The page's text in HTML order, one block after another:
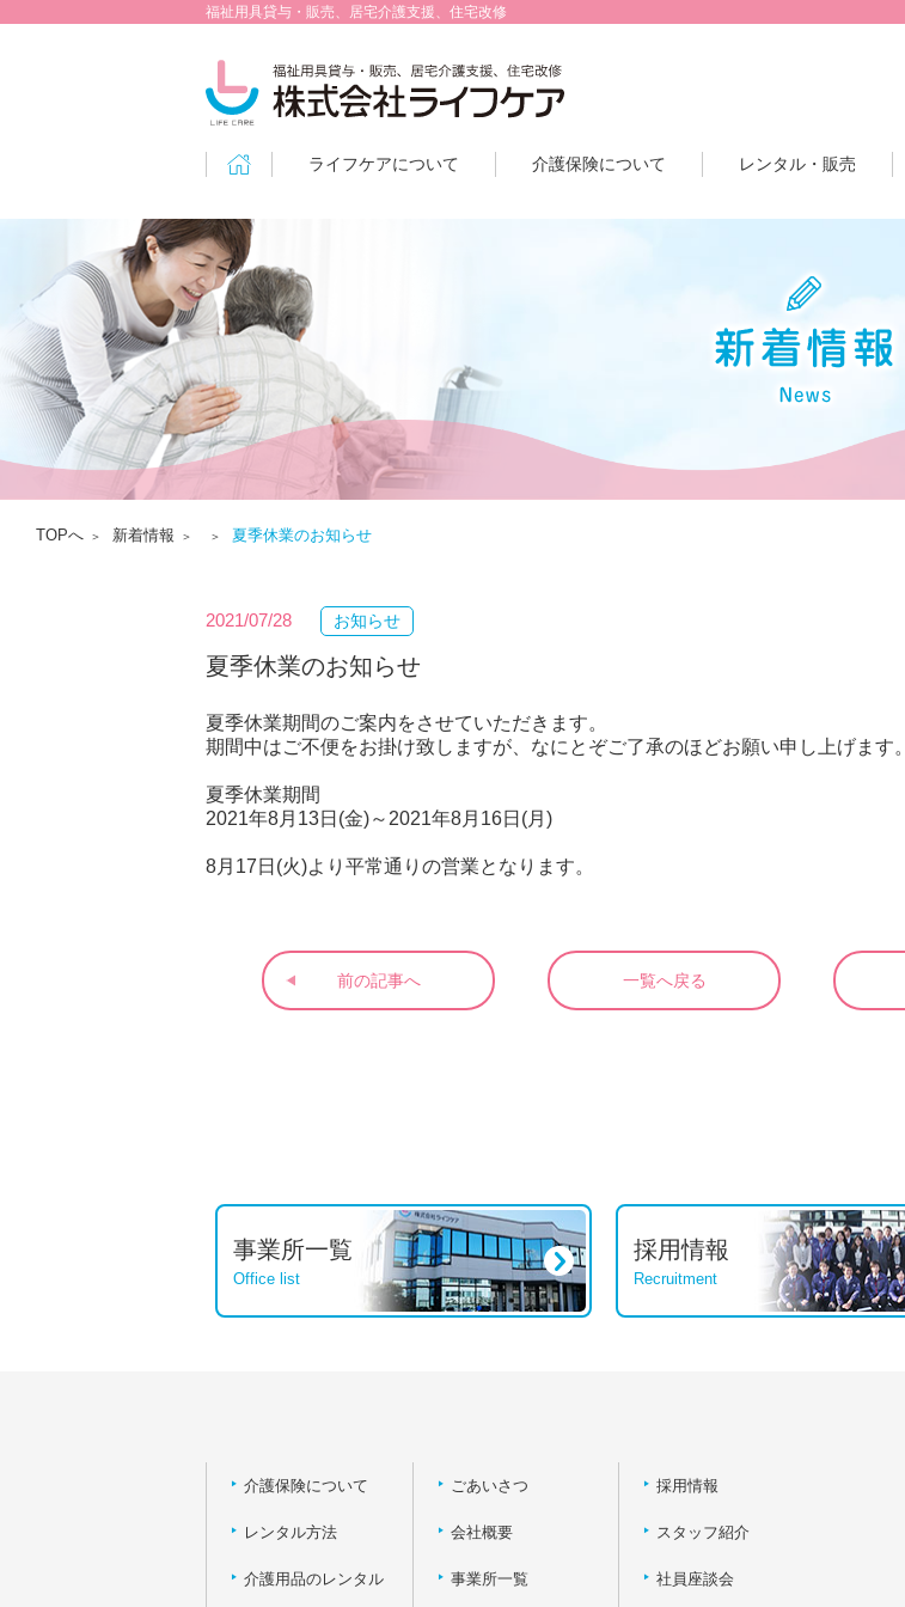
福祉用具貸与・販売、居宅介護支援、住宅改修
ライフケアについて 介護保険について レンタル・販売
TOPへ 新着情報 夏季休業のお知らせ
2021/07/28 お知らせ
夏季休業のお知らせ
夏季休業期間のご案内をさせていただきます。
期間中はご不便をお掛け致しますが、なにとぞご了承のほどお願い申し上げます。
夏季休業期間
2021年8月13日(金)～2021年8月16日(月)
8月17日(火)より平常通りの営業となります。
前の記事へ 一覧へ戻る
事業所一覧
Office list
採用情報
Recruitment
介護保険について
レンタル方法
介護用品のレンタル
ごあいさつ
会社概要
事業所一覧
採用情報
スタッフ紹介
社員座談会